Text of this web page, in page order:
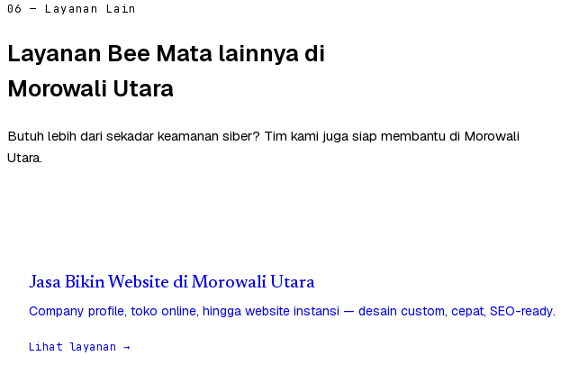
06 — Layanan Lain
Layanan Bee Mata lainnya di
Morowali Utara
Butuh lebih dari sekadar keamanan siber? Tim kami juga siap membantu di Morowali
Utara.
Jasa Bikin Website di Morowali Utara
Company profile, toko online, hingga website instansi — desain custom, cepat, SEO-ready.
Lihat layanan →